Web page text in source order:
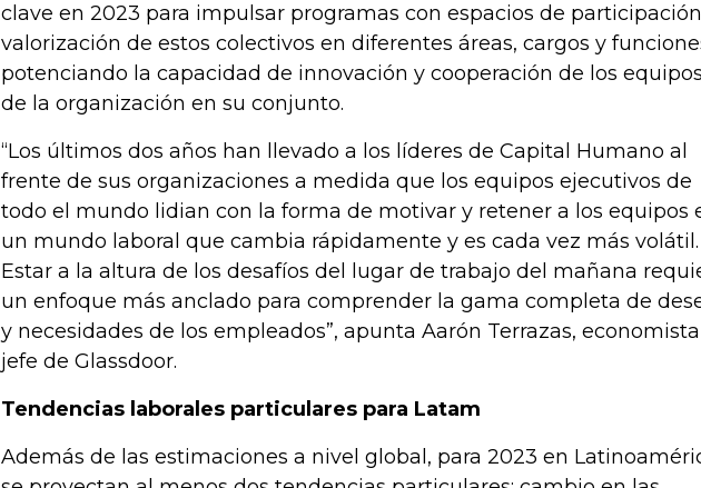
clave en 2023 para impulsar programas con espacios de
valorización de estos colectivos en diferentes áreas, cargos y
potenciando la capacidad de innovación y cooperación de los
de la organización en su conjunto.
“Los últimos dos años han llevado a los líderes de Capital Humano al
frente de sus organizaciones a medida que los equipos ejecutivos de
todo el mundo lidian con la forma de motivar y retener a los equipos
un mundo laboral que cambia rápidamente y es cada vez más volátil.
Estar a la altura de los desafíos del lugar de trabajo del mañana
un enfoque más anclado para comprender la gama completa de
y necesidades de los empleados”, apunta Aarón Terrazas,
jefe de Glassdoor.
Tendencias laborales particulares para Latam
Además de las estimaciones a nivel global, para 2023 en